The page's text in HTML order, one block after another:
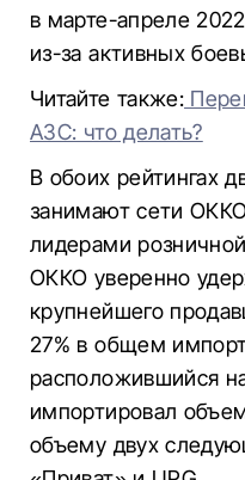
в марте-апреле
из-за активных
Читайте также:
АЗС: что делать?
В обоих рейтингах
занимают сети
лидерами
ОККО уверенно
крупнейшего
27% в общем
расположившийся
импортировал
объему двух